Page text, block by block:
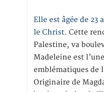
Elle est âgée de 23
le Christ. Cette
Palestine, va
Madeleine est
emblématiques de
Originaire de